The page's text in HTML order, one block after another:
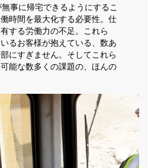
事に帰宅できるようにするこ
時間を最大化する必要性。仕
する労働力の不足。これら
るお客様が抱えている、数あ
にすぎません。そしてこれら
能な数多くの課題の、ほんの